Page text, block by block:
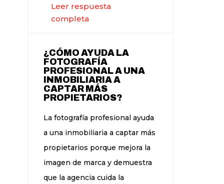
Leer respuesta
completa
¿CÓMO AYUDA LA
FOTOGRAFÍA
PROFESIONAL A UNA
INMOBILIARIA A
CAPTAR MÁS
PROPIETARIOS?
La fotografía profesional ayuda
a una inmobiliaria a captar más
propietarios porque mejora la
imagen de marca y demuestra
que la agencia cuida la